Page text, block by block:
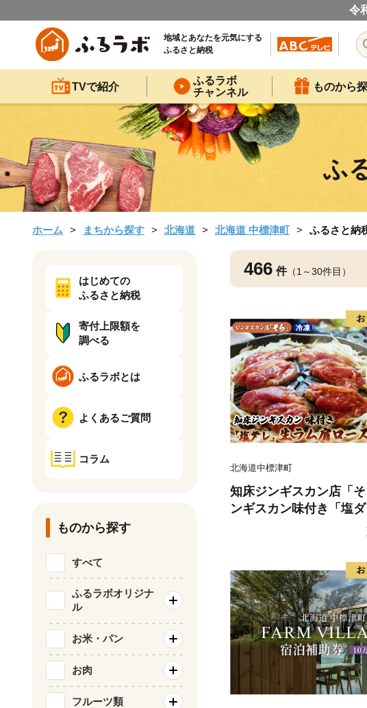
令
地域とあなたを元気にする
ふるさと納税
TVで紹介
ふるラボ
チャンネル
ものから
ふ
ホーム まちから探す 北海道 北海道 中標津町 ふるさと納
466 件（1～30件目）
北海道中標津町
知床ジンギスカン店「
ンギスカン味付き「塩
肩ロース900g（
はじめての
ふるさと納税
寄付上限額を
調べる
ふるラボとは
よくあるご質問
コラム
ものから探す
すべて
ふるラボオリジナ
ル
お米・パン
お肉
フルーツ類